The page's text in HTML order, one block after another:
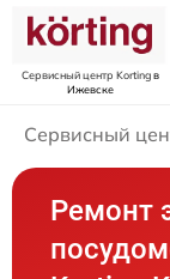
Сервисный центр Kortingв
Ижевске
Сервисный
Ремонт